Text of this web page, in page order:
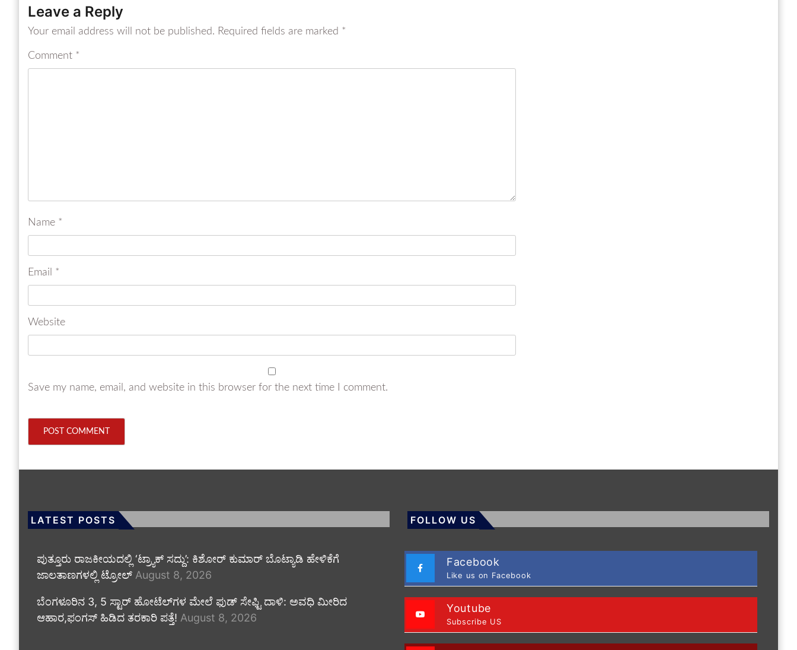
Leave a Reply
Your email address will not be published. Required fields are marked *
Comment *
Name *
Email *
Website
Save my name, email, and website in this browser for the next time I comment.
LATEST POSTS
ಪುತ್ತೂರು ರಾಜಕೀಯದಲ್ಲಿ ‘ಟ್ರ್ಯಾಕ್ ಸದ್ದು’: ಕಿಶೋರ್ ಕುಮಾರ್ ಬೊಟ್ಯಾಡಿ ಹೇಳಿಕೆಗೆ
ಜಾಲತಾಣಗಳಲ್ಲಿ ಟ್ರೋಲ್ August 8, 2026
​ಬೆಂಗಳೂರಿನ 3, 5 ಸ್ಟಾರ್ ಹೋಟೆಲ್‌ಗಳ ಮೇಲೆ ಫುಡ್ ಸೇಫ್ಟಿ ದಾಳಿ: ಅವಧಿ ಮೀರಿದ
ಆಹಾರ,ಫಂಗಸ್ ಹಿಡಿದ ತರಕಾರಿ ಪತ್ತೆ! August 8, 2026
FOLLOW US
Facebook
Like us on Facebook
Youtube
Subscribe US